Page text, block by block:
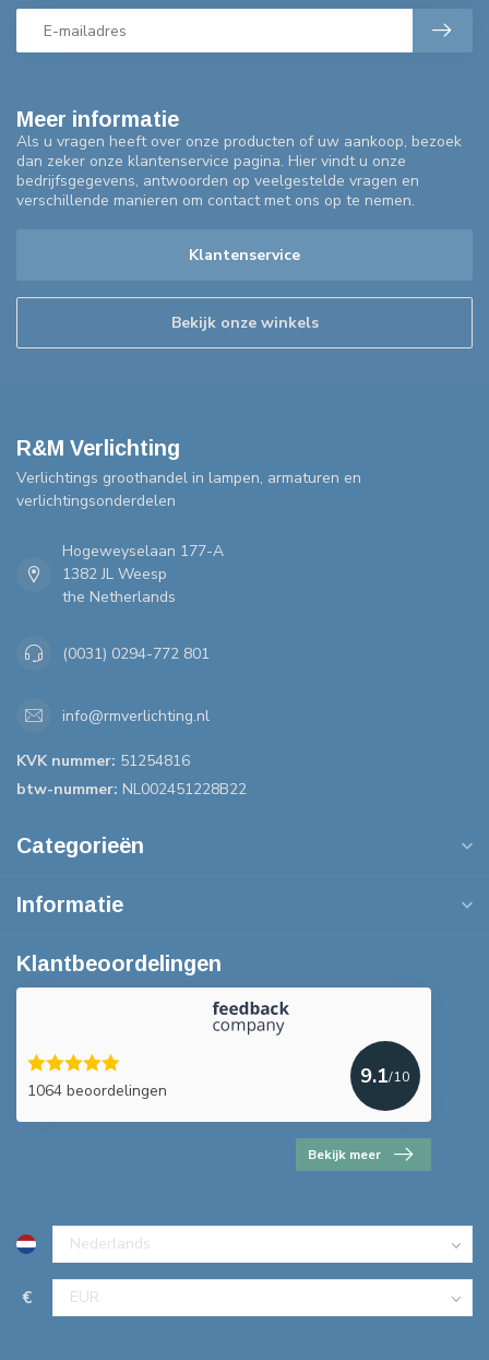
Meer informatie
Als u vragen heeft over onze producten of uw aankoop, bezoek
dan zeker onze klantenservice pagina. Hier vindt u onze
bedrijfsgegevens, antwoorden op veelgestelde vragen en
verschillende manieren om contact met ons op te nemen.
Klantenservice
Bekijk onze winkels
R&M Verlichting
Verlichtings groothandel in lampen, armaturen en
verlichtingsonderdelen
Hogeweyselaan 177-A
1382 JL Weesp
the Netherlands
(0031) 0294-772 801
info@rmverlichting.nl
KVK nummer: 51254816
btw-nummer: NL002451228B22
Categorieën
Informatie
Klantbeoordelingen
1064 beoordelingen
9.1/10
Bekijk meer
€